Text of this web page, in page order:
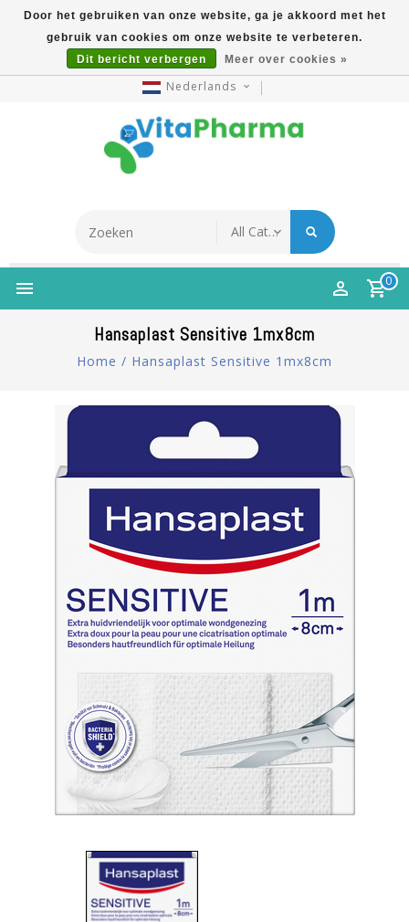
5% Korting Na Aanmelding Op Nieuwsbrief | Gratis
Verzending Vanaf €49 | Online Sinds 2007
Nederlands
0
Hansaplast Sensitive 1mx8cm
Home / Hansaplast Sensitive 1mx8cm
Door het gebruiken van onze website, ga je akkoord met het
gebruik van cookies om onze website te verbeteren.
Dit bericht verbergen
Meer over cookies »